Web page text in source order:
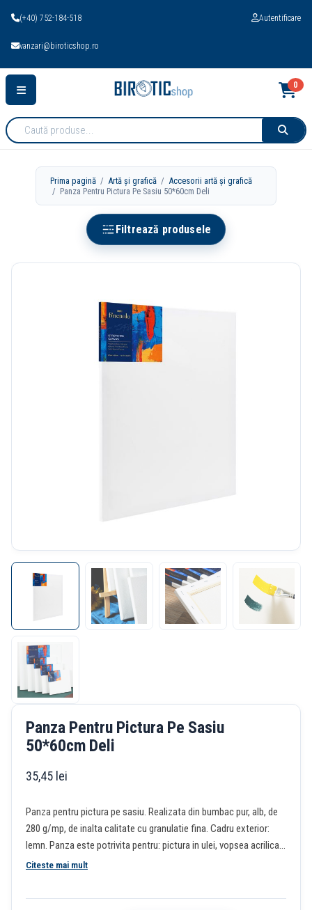
(+40) 752-184-518
vanzari@biroticshop.ro
Autentificare
Cauta
produse:
0
Prima pagină /Artă și grafică /Accesorii artă și grafică
/ Panza Pentru Pictura Pe Sasiu 50*60cm Deli
Filtrează produsele
Panza Pentru Pictura Pe Sasiu
50*60cm Deli
35,45 lei
Panza pentru pictura pe sasiu. Realizata din bumbac pur, alb, de
280 g/mp, de inalta calitate cu granulatie fina. Cadru exterior:
lemn. Panza este potrivita pentru: pictura in ulei, vopsea acrilica,
guasa. Ideala pentru incepatori, hobby&craft. Dimensiune: 50 x 60
Citeste mai mult